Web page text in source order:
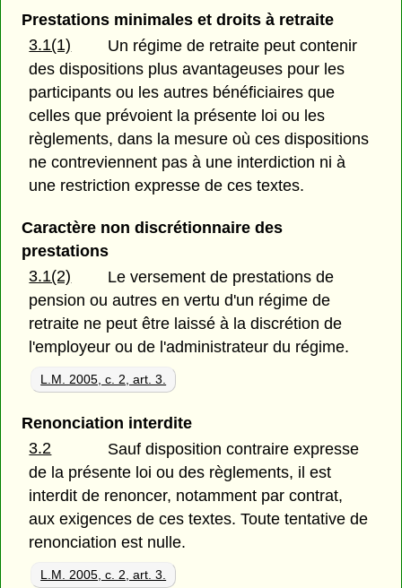
Prestations minimales et droits à retraite
3.1(1)
Un régime de retraite peut contenir
des dispositions plus avantageuses pour les
participants ou les autres bénéficiaires que
celles que prévoient la présente loi ou les
règlements, dans la mesure où ces dispositions
ne contreviennent pas à une interdiction ni à
une restriction expresse de ces textes.
Caractère non discrétionnaire des
prestations
3.1(2)
Le versement de prestations de
pension ou autres en vertu d'un régime de
retraite ne peut être laissé à la discrétion de
l'employeur ou de l'administrateur du régime.
L.M. 2005, c. 2, art. 3.
Renonciation interdite
3.2
Sauf disposition contraire expresse
de la présente loi ou des règlements, il est
interdit de renoncer, notamment par contrat,
aux exigences de ces textes. Toute tentative de
renonciation est nulle.
L.M. 2005, c. 2, art. 3.